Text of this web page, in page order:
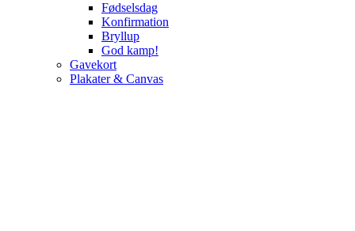
Fødselsdag
Konfirmation
Bryllup
God kamp!
Gavekort
Plakater & Canvas